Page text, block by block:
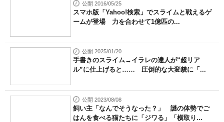
公開 2016/05/25
スマホ版「Yahoo!検索」でスライムと戦えるゲ
ームが登場 力を合わせて1億匹の...
公開 2025/01/20
手書きのスライム→イラレの達人が“超リア
ル”に仕上げると…… 圧倒的な大変貌に「...
公開 2023/08/08
飼い主「なんでそうなった？」 謎の体勢でご
はんを食べる猫たちに「ジワる」「横取り...